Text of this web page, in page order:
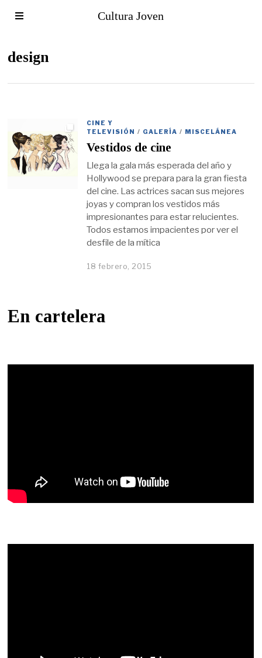
Cultura Joven
design
CINE Y
TELEVISIÓN / GALERÍA / MISCELÁNEA
Vestidos de cine
Llega la gala más esperada del año y
Hollywood se prepara para la gran fiesta
del cine. Las actrices sacan sus mejores
joyas y compran los vestidos más
impresionantes para estar relucientes.
Todos estamos impacientes por ver el
desfile de la mítica
18 febrero, 2015
En cartelera